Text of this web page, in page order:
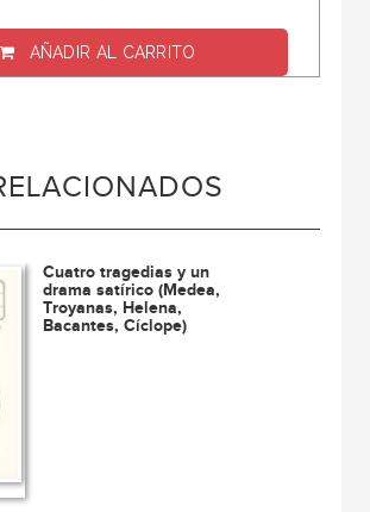
AÑADIR AL CARRITO
Cuatro tragedias y un
drama satírico (Medea,
Troyanas, Helena,
Bacantes, Cíclope)